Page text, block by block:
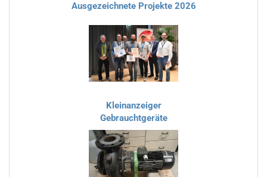
Ausgezeichnete Projekte 2026
Kleinanzeiger
Gebrauchtgeräte